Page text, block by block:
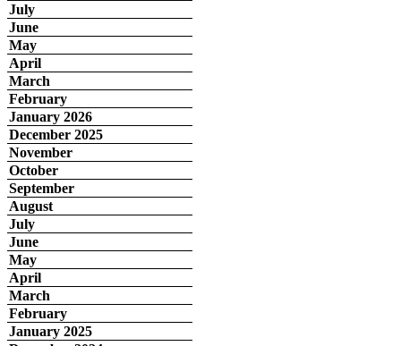
July
June
May
April
March
February
January 2026
December 2025
November
October
September
August
July
June
May
April
March
February
January 2025